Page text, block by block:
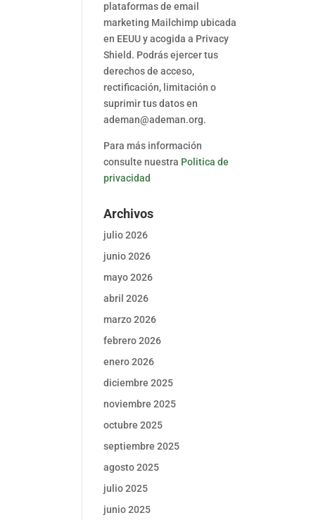
plataformas de email
marketing Mailchimp ubicada
en EEUU y acogida a Privacy
Shield. Podrás ejercer tus
derechos de acceso,
rectificación, limitación o
suprimir tus datos en
ademan@ademan.org.
Para más información
consulte nuestra Politica de
privacidad
Archivos
julio 2026
junio 2026
mayo 2026
abril 2026
marzo 2026
febrero 2026
enero 2026
diciembre 2025
noviembre 2025
octubre 2025
septiembre 2025
agosto 2025
julio 2025
junio 2025